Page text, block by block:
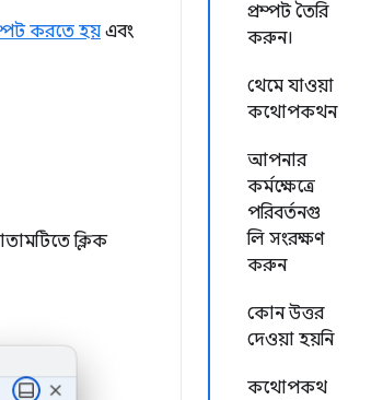
প্রম্পট তৈরি
করুন।
থেমে যাওয়া
কথোপকথন
আপনার
কর্মক্ষেত্রে
পরিবর্তনগু
লি সংরক্ষণ
করুন
কোন উত্তর
দেওয়া হয়নি
কথোপকথ
করতে হয় এবং
ক্লিক